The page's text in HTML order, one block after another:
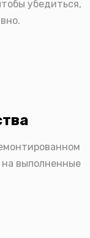
убедиться,
выполненные